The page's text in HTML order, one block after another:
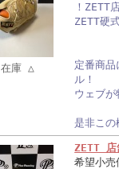
在庫 △
！ZETT
ZETT硬
定番商
ル！
ウェブ
是非こ
ZETT 店
希望小